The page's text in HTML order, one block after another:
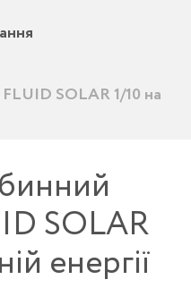
SOLAR 1/10 на
SOLAR
енергії